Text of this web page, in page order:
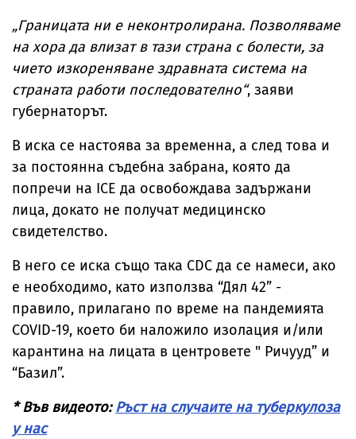
„Границата ни е неконтролирана. Позволяваме
на хора да влизат в тази страна с болести, за
чието изкореняване здравната система на
страната работи последователно“, заяви
губернаторът.
В иска се настоява за временна, а след това и
за постоянна съдебна забрана, която да
попречи на ICE да освобождава задържани
лица, докато не получат медицинско
свидетелство.
В него се иска също така CDC да се намеси, ако
е необходимо, като използва “Дял 42” -
правило, прилагано по време на пандемията
COVID-19, което би наложило изолация и/или
карантина на лицата в центровете " Ричууд” и
“Базил”.
* Във видеото:Ръст на случаите на туберкулоза
у нас